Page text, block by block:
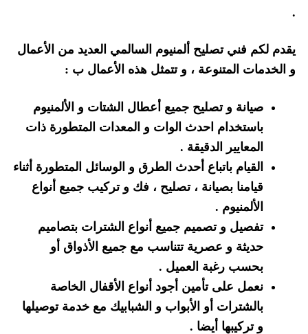
.
يقدم لكم فني تصليح ألمنيوم السالمي العديد من الأعمال
و الخدمات المتنوعة ، و تتمثل هذه الأعمال ب :
صيانة و تصليح جميع أعطال الشتات و الألمنيوم
باستخدام احدث الوات و المعدات المتطورة ذات
المعايير الدقيقة .
القيام باتباع أحدث الطرق و الوسائل المتطورة أثناء
قيامنا بصيانة ، تصليح ، فك و تركيب جميع أنواع
الألمنيوم .
تفصيل و تصميم جميع أنواع الشترات بتصاميم
حديثة و عصرية تتناسب مع جميع الأذواق أو
بحسب رغبة العميل .
نعمل على تأمين أجود أنواع الأقفال الخاصة
بالشترات أو الأبواب و الشبابيك مع خدمة توصيلها
و تركيبها أيضا .